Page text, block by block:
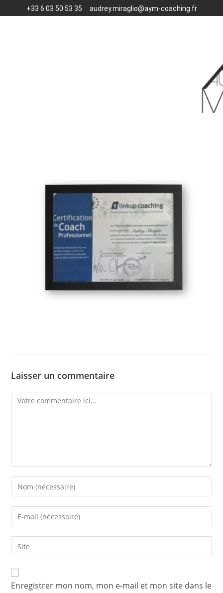
+33 6 03 50 53 35 audrey.miraglio@aym-coaching.fr
Laisser un commentaire
Enregistrer mon nom, mon e-mail et mon site dans le